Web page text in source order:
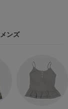
メンズ